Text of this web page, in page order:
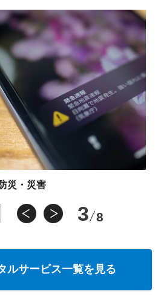
3 8
ルサービス一覧を見る